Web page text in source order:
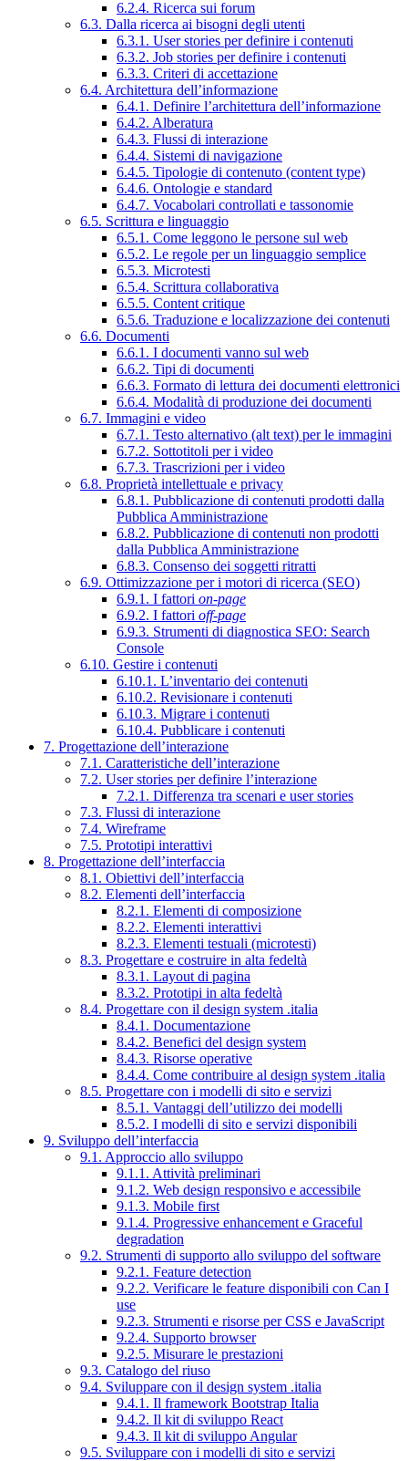
6.2.4. Ricerca sui forum
6.3. Dalla ricerca ai bisogni degli utenti
6.3.1. User stories per definire i contenuti
6.3.2. Job stories per definire i contenuti
6.3.3. Criteri di accettazione
6.4. Architettura dell’informazione
6.4.1. Definire l’architettura dell’informazione
6.4.2. Alberatura
6.4.3. Flussi di interazione
6.4.4. Sistemi di navigazione
6.4.5. Tipologie di contenuto (content type)
6.4.6. Ontologie e standard
6.4.7. Vocabolari controllati e tassonomie
6.5. Scrittura e linguaggio
6.5.1. Come leggono le persone sul web
6.5.2. Le regole per un linguaggio semplice
6.5.3. Microtesti
6.5.4. Scrittura collaborativa
6.5.5. Content critique
6.5.6. Traduzione e localizzazione dei contenuti
6.6. Documenti
6.6.1. I documenti vanno sul web
6.6.2. Tipi di documenti
6.6.3. Formato di lettura dei documenti elettronici
6.6.4. Modalità di produzione dei documenti
6.7. Immagini e video
6.7.1. Testo alternativo (alt text) per le immagini
6.7.2. Sottotitoli per i video
6.7.3. Trascrizioni per i video
6.8. Proprietà intellettuale e privacy
6.8.1. Pubblicazione di contenuti prodotti dalla
Pubblica Amministrazione
6.8.2. Pubblicazione di contenuti non prodotti
dalla Pubblica Amministrazione
6.8.3. Consenso dei soggetti ritratti
6.9. Ottimizzazione per i motori di ricerca (SEO)
6.9.1. I fattori on-page
6.9.2. I fattori off-page
6.9.3. Strumenti di diagnostica SEO: Search
Console
6.10. Gestire i contenuti
6.10.1. L’inventario dei contenuti
6.10.2. Revisionare i contenuti
6.10.3. Migrare i contenuti
6.10.4. Pubblicare i contenuti
7. Progettazione dell’interazione
7.1. Caratteristiche dell’interazione
7.2. User stories per definire l’interazione
7.2.1. Differenza tra scenari e user stories
7.3. Flussi di interazione
7.4. Wireframe
7.5. Prototipi interattivi
8. Progettazione dell’interfaccia
8.1. Obiettivi dell’interfaccia
8.2. Elementi dell’interfaccia
8.2.1. Elementi di composizione
8.2.2. Elementi interattivi
8.2.3. Elementi testuali (microtesti)
8.3. Progettare e costruire in alta fedeltà
8.3.1. Layout di pagina
8.3.2. Prototipi in alta fedeltà
8.4. Progettare con il design system .italia
8.4.1. Documentazione
8.4.2. Benefici del design system
8.4.3. Risorse operative
8.4.4. Come contribuire al design system .italia
8.5. Progettare con i modelli di sito e servizi
8.5.1. Vantaggi dell’utilizzo dei modelli
8.5.2. I modelli di sito e servizi disponibili
9. Sviluppo dell’interfaccia
9.1. Approccio allo sviluppo
9.1.1. Attività preliminari
9.1.2. Web design responsivo e accessibile
9.1.3. Mobile first
9.1.4. Progressive enhancement e Graceful
degradation
9.2. Strumenti di supporto allo sviluppo del software
9.2.1. Feature detection
9.2.2. Verificare le feature disponibili con Can I
use
9.2.3. Strumenti e risorse per CSS e JavaScript
9.2.4. Supporto browser
9.2.5. Misurare le prestazioni
9.3. Catalogo del riuso
9.4. Sviluppare con il design system .italia
9.4.1. Il framework Bootstrap Italia
9.4.2. Il kit di sviluppo React
9.4.3. Il kit di sviluppo Angular
9.5. Sviluppare con i modelli di sito e servizi